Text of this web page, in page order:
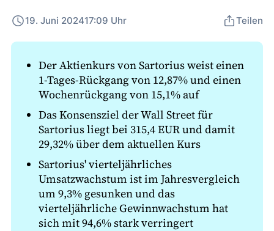
19. Juni 202417:09 Uhr Teilen
Der Aktienkurs von Sartorius weist einen
1-Tages-Rückgang von 12,87% und einen
Wochenrückgang von 15,1% auf
Das Konsensziel der Wall Street für
Sartorius liegt bei 315,4 EUR und damit
29,32% über dem aktuellen Kurs
Sartorius' vierteljährliches
Umsatzwachstum ist im Jahresvergleich
um 9,3% gesunken und das
vierteljährliche Gewinnwachstum hat
sich mit 94,6% stark verringert